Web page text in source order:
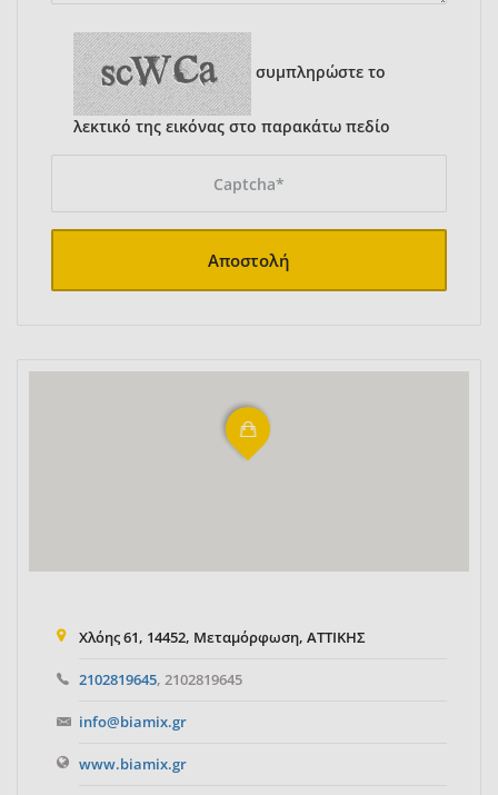
συμπληρώστε το
λεκτικό της εικόνας στο παρακάτω πεδίο
Αποστολή
Χλόης 61, 14452, Μεταμόρφωση, ΑΤΤΙΚΗΣ
2102819645, 2102819645
info@biamix.gr
www.biamix.gr